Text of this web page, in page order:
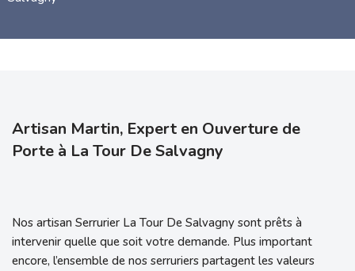
Artisan Martin, Expert en Ouverture de
Porte à La Tour De Salvagny
Nos artisan Serrurier La Tour De Salvagny sont prêts à
intervenir quelle que soit votre demande. Plus important
encore, l’ensemble de nos serruriers partagent les valeurs